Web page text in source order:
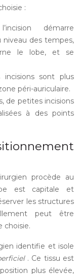
:
démarre
niveau des tempes,
le lobe, et se
incisions sont plus
péri-auriculaire.
de petites incisions
à des points
procède au
est capitale et
les structures
peut être
choisie.
identifie et isole
. Ce tissu est
plus élevée,